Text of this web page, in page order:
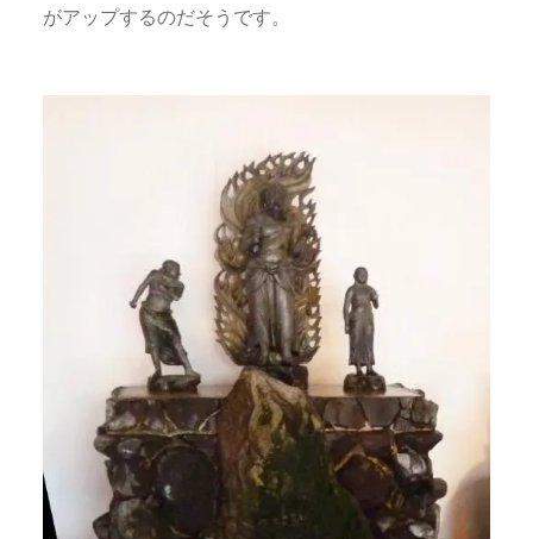
がアップするのだそうです。